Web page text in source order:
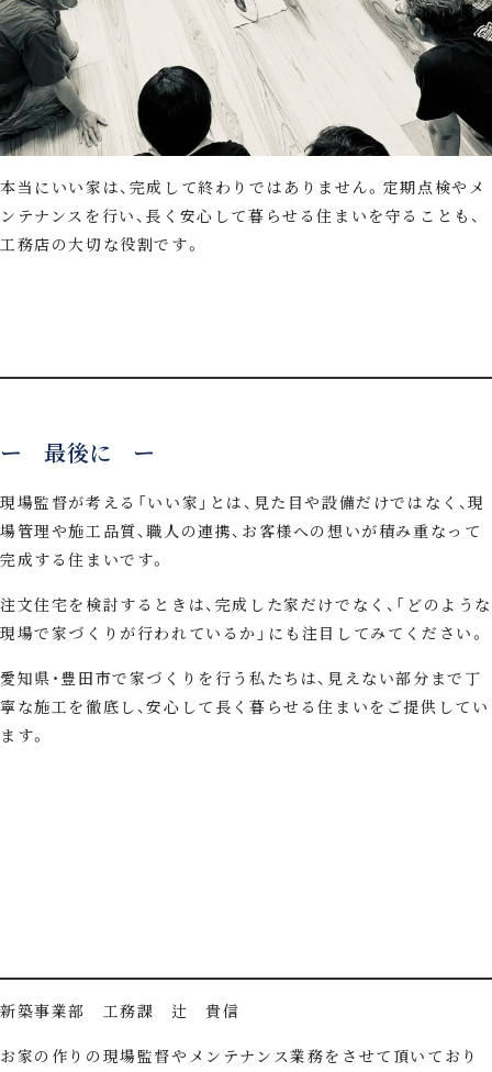
本当にいい家は、完成して終わりではありません。定期点検やメ
ンテナンスを行い、長く安心して暮らせる住まいを守ることも、
工務店の大切な役割です。
ー 最後に ー
現場監督が考える「いい家」とは、見た目や設備だけではなく、現
場管理や施工品質、職人の連携、お客様への想いが積み重なって
完成する住まいです。
注文住宅を検討するときは、完成した家だけでなく、「どのような
現場で家づくりが行われているか」にも注目してみてください。
愛知県・豊田市で家づくりを行う私たちは、見えない部分まで丁
寧な施工を徹底し、安心して長く暮らせる住まいをご提供してい
ます。
新築事業部 工務課 辻 貴信
お家の作りの現場監督やメンテナンス業務をさせて頂いており